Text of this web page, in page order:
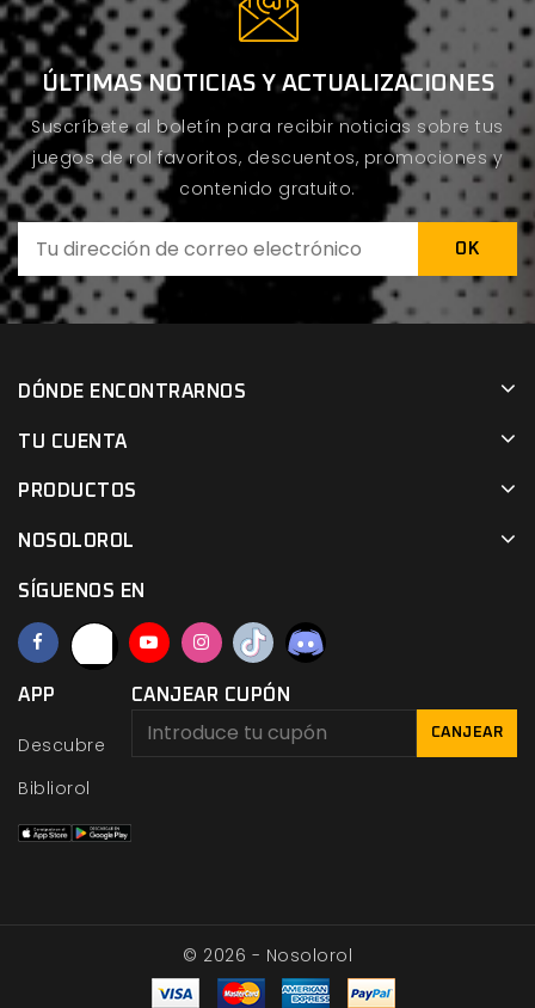
ÚLTIMAS NOTICIAS Y ACTUALIZACIONES
Suscríbete al boletín para recibir noticias sobre tus
juegos de rol favoritos, descuentos, promociones y
contenido gratuito.
DÓNDE ENCONTRARNOS
TU CUENTA
PRODUCTOS
NOSOLOROL
SÍGUENOS EN
APP
Descubre
Bibliorol
CANJEAR CUPÓN
CANJEAR
© 2026 - Nosolorol